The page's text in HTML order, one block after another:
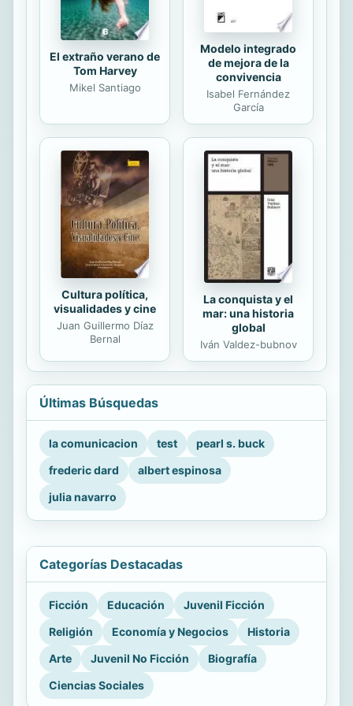
El extraño verano de
Tom Harvey
Mikel Santiago
Modelo integrado
de mejora de la
convivencia
Isabel Fernández
García
Cultura política,
visualidades y cine
Juan Guillermo Díaz
Bernal
La conquista y el
mar: una historia
global
Iván Valdez-bubnov
Últimas Búsquedas
la comunicacion test
pearl s. buck
frederic dard
albert espinosa
julia navarro
Categorías Destacadas
Ficción Educación
Juvenil Ficción
Religión
Economía y Negocios
Historia
Arte
Juvenil No Ficción
Biografía
Ciencias Sociales